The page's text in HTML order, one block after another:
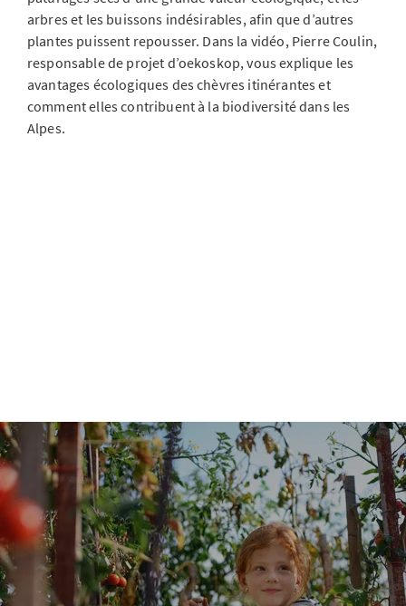
arbres et les buissons indésirables, afin que d’autres
plantes puissent repousser. Dans la vidéo, Pierre Coulin,
responsable de projet d’oekoskop, vous explique les
avantages écologiques des chèvres itinérantes et
comment elles contribuent à la biodiversité dans les
Alpes.